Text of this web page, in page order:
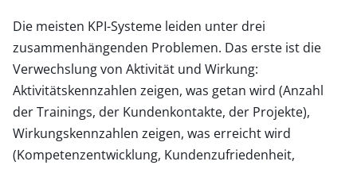
Die meisten KPI-Systeme leiden unter drei
zusammenhängenden Problemen. Das erste ist die
Verwechslung von Aktivität und Wirkung:
Aktivitätskennzahlen zeigen, was getan wird (Anzahl
der Trainings, der Kundenkontakte, der Projekte),
Wirkungskennzahlen zeigen, was erreicht wird
(Kompetenzentwicklung, Kundenzufriedenheit,